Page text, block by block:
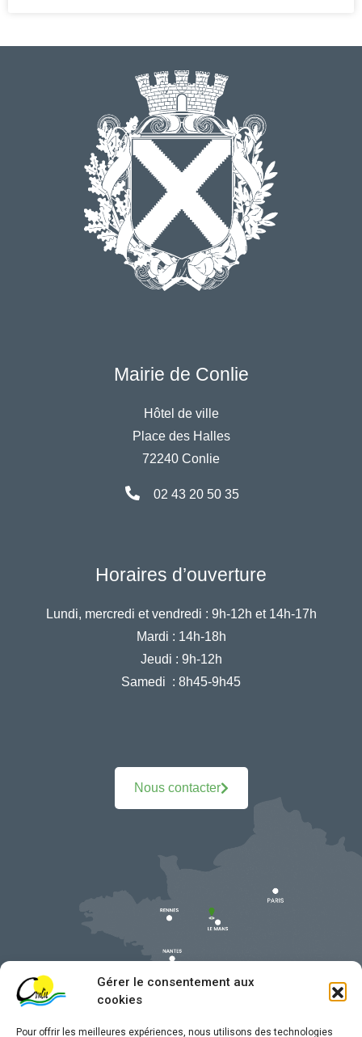
Gérer le consentement aux
cookies
Pour offrir les meilleures expériences, nous utilisons des technologies
Mairie de Conlie
Hôtel de ville
Place des Halles
72240 Conlie
02 43 20 50 35
Horaires d’ouverture
Lundi, mercredi et vendredi : 9h-12h et 14h-17h
Mardi : 14h-18h
Jeudi : 9h-12h
Samedi : 8h45-9h45
Nous contacter